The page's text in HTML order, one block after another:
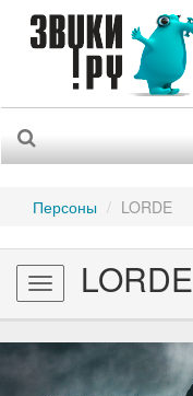
Персоны LORDE
Toggle
navigation
LORDE